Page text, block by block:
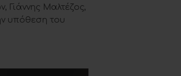
Γιάννης Μαλτέζος,
υπόθεση του